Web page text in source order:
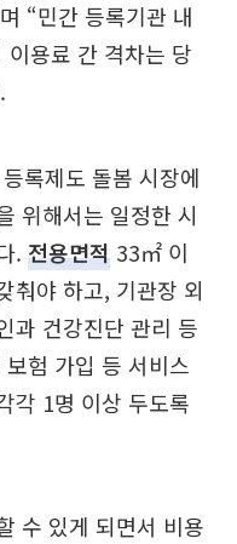
“민간 등록기관 내
이용료 간 격차는 당
록제도 돌봄 시장에
위해서는 일정한 시
. 전용면적 33㎡ 이
춰야 하고, 기관장 외
과 건강진단 관리 등
험 가입 등 서비스
각 1명 이상 두도록
수 있게 되면서 비용